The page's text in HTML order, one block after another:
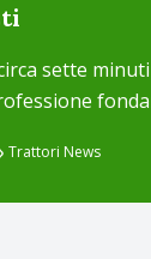
sette
Trattori News